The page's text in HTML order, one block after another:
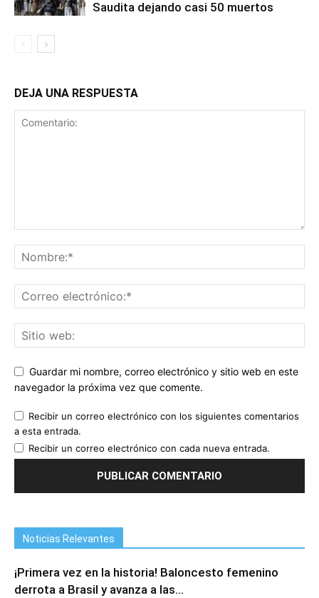
Saudita dejando casi 50 muertos
DEJA UNA RESPUESTA
Guardar mi nombre, correo electrónico y sitio web en este
navegador la próxima vez que comente.
Recibir un correo electrónico con los siguientes comentarios
a esta entrada.
Recibir un correo electrónico con cada nueva entrada.
Noticias Relevantes
¡Primera vez en la historia! Baloncesto femenino
derrota a Brasil y avanza a las...